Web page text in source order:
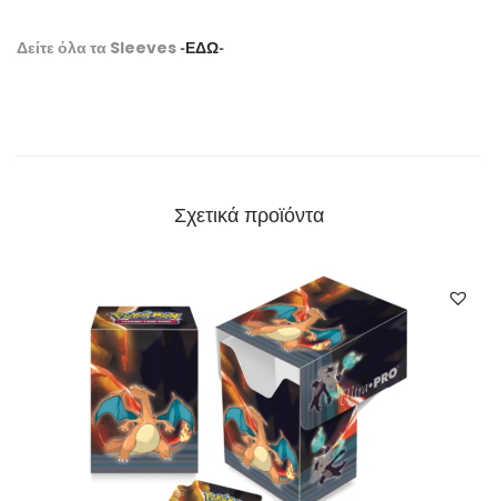
Δείτε όλα τα Sleeves-ΕΔΩ-
Σχετικά προϊόντα